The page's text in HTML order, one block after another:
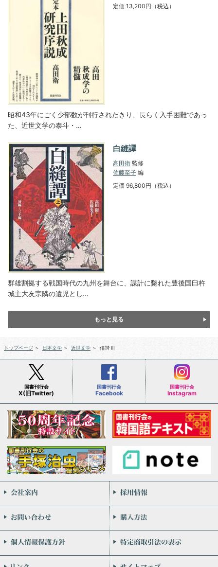
定価 13,200円（税込）
昭和43年にごく少部数が刊行されたきり、長らく入手困難であっ
た、近世文学の泰斗・…
白縫譚
高田衛 監修
佐藤至子 編
定価 96,800円（税込）
群雄割拠する戦国時代の九州を舞台に、謀計に斃れた豊後国臼杵
城主大友宗隣の遺児とし…
もっと見る
トップページ ＞ 日本文学 ＞ 近世文学 ＞ 俳諧 Ⅲ
国書刊行会
X(旧Twitter)
国書刊行会
Facebook
国書刊行会
Instagram
会社案内
お問い合わせ
個人情報保護方針
リンク